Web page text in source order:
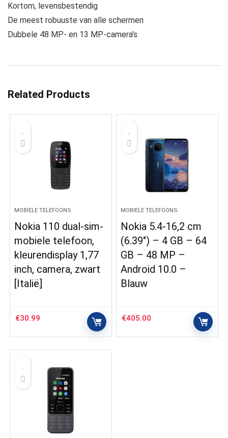
Kortom, levensbestendig
De meest robuuste van alle schermen
Dubbele 48 MP- en 13 MP-camera’s
Related Products
MOBIELE TELEFOONS
Nokia 110 dual-sim-
mobiele telefoon,
kleurendisplay 1,77
inch, camera, zwart
[Italië]
€30.99
MOBIELE TELEFOONS
Nokia 5.4-16,2 cm
(6.39″) – 4 GB – 64
GB – 48 MP –
Android 10.0 –
Blauw
€405.00